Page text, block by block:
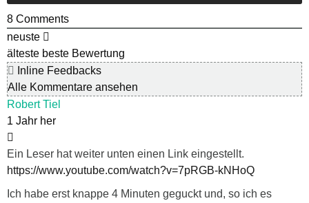
8 Comments
neuste
älteste beste Bewertung
Inline Feedbacks
Alle Kommentare ansehen
Robert Tiel
1 Jahr her
Ein Leser hat weiter unten einen Link eingestellt.
https://www.youtube.com/watch?v=7pRGB-kNHoQ
Ich habe erst knappe 4 Minuten geguckt und, so ich es